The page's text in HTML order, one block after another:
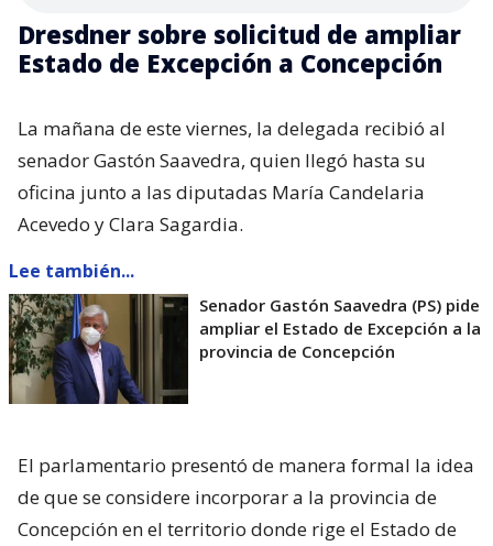
Dresdner sobre solicitud de ampliar
Estado de Excepción a Concepción
La mañana de este viernes, la delegada recibió al
senador Gastón Saavedra, quien llegó hasta su
oficina junto a las diputadas María Candelaria
Acevedo y Clara Sagardia.
Lee también...
Senador Gastón Saavedra (PS) pide
ampliar el Estado de Excepción a la
provincia de Concepción
El parlamentario presentó de manera formal la idea
de que se considere incorporar a la provincia de
Concepción en el territorio donde rige el Estado de